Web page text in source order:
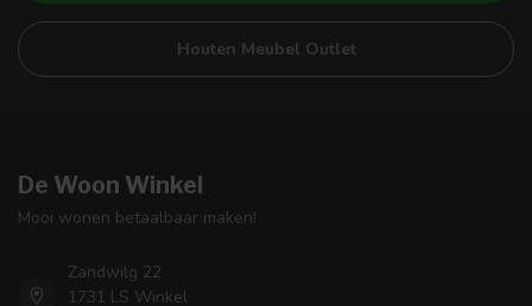
Houten Meubel Outlet
De Woon Winkel
Mooi wonen betaalbaar maken!
Zandwilg 22
1731 LS Winkel